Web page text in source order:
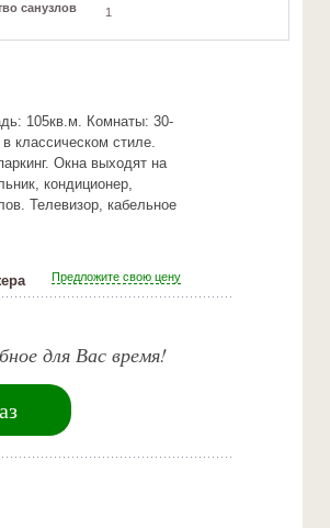
санузлов 1
105кв.м. Комнаты: 30-
классическом стиле.
Окна выходят на
кондиционер,
Телевизор, кабельное
Предложите свою цену
для Вас время!